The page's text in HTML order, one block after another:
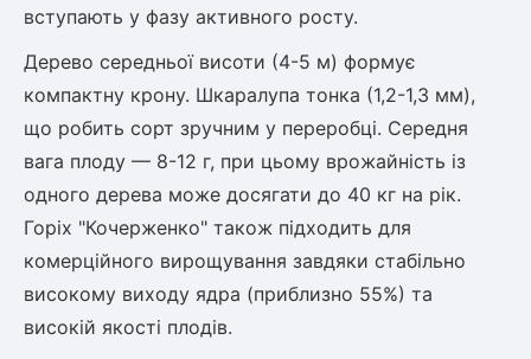
вступають у фазу активного росту.
Дерево середньої висоти (4-5 м) формує
компактну крону. Шкаралупа тонка (1,2-1,3 мм),
що робить сорт зручним у переробці. Середня
вага плоду — 8-12 г, при цьому врожайність із
одного дерева може досягати до 40 кг на рік.
Горіх "Кочерженко" також підходить для
комерційного вирощування завдяки стабільно
високому виходу ядра (приблизно 55%) та
високій якості плодів.